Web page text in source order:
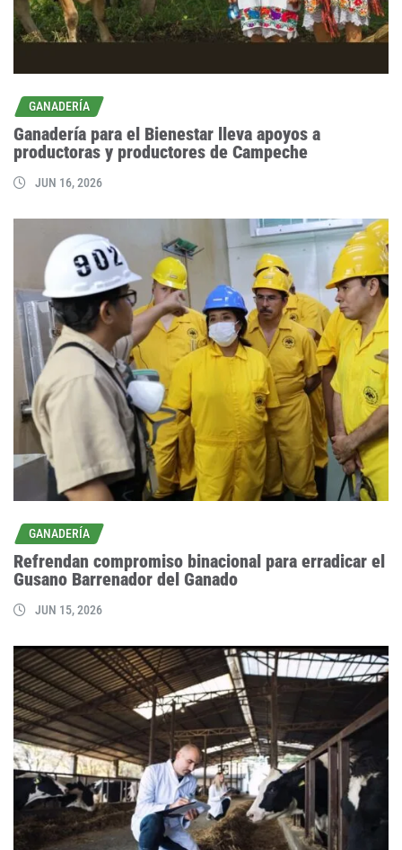
GANADERÍA
Ganadería para el Bienestar lleva apoyos a
productoras y productores de Campeche
JUN 16, 2026
GANADERÍA
Refrendan compromiso binacional para erradicar el
Gusano Barrenador del Ganado
JUN 15, 2026